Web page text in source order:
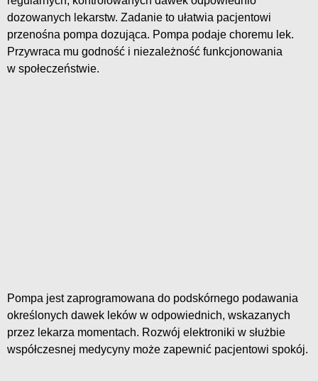
dozowanych lekarstw. Zadanie to ułatwia pacjentowi
przenośna pompa dozująca. Pompa podaje choremu lek.
Przywraca mu godność i niezależność funkcjonowania
w społeczeństwie.
Pompa jest zaprogramowana do podskórnego podawania
określonych dawek leków w odpowiednich, wskazanych
przez lekarza momentach. Rozwój elektroniki w służbie
współczesnej medycyny może zapewnić pacjentowi spokój.